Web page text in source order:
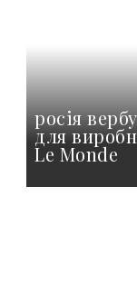
росія
для
Le Monde